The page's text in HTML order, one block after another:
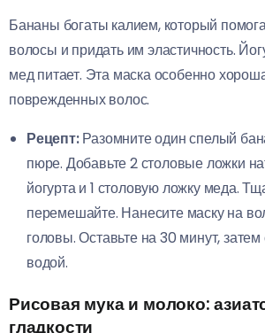
Бананы богаты калием, который
волосы и придать им эластичность.
мед питает. Эта маска особенно
поврежденных волос.
Рецепт:Разомните один спелый
пюре. Добавьте 2 столовые ложки
йогурта и 1 столовую ложку меда.
перемешайте. Нанесите маску на
головы. Оставьте на 30 минут,
водой.
Рисовая мука и молоко:
гладкости